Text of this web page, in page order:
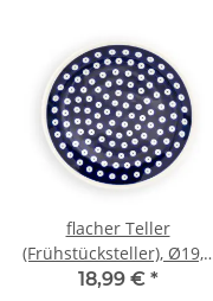
flacher Teller
(Frühstücksteller), Ø19,5
cm, H=2,4 cm, Dekor 42
18,99 € *